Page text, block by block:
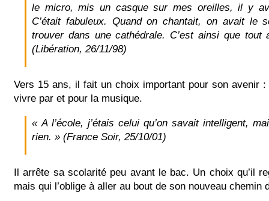
le micro, mis un casque sur mes oreilles, il y
C’était fabuleux. Quand on chantait, on avait le
trouver dans une cathédrale. C’est ainsi que tout
(Libération, 26/11/98)
Vers 15 ans, il fait un choix important pour son avenir :
vivre par et pour la musique.
« A l’école, j’étais celui qu’on savait intelligent,
rien. » (France Soir, 25/10/01)
Il arrête sa scolarité peu avant le bac. Un choix qu’il
mais qui l’oblige à aller au bout de son nouveau chemin